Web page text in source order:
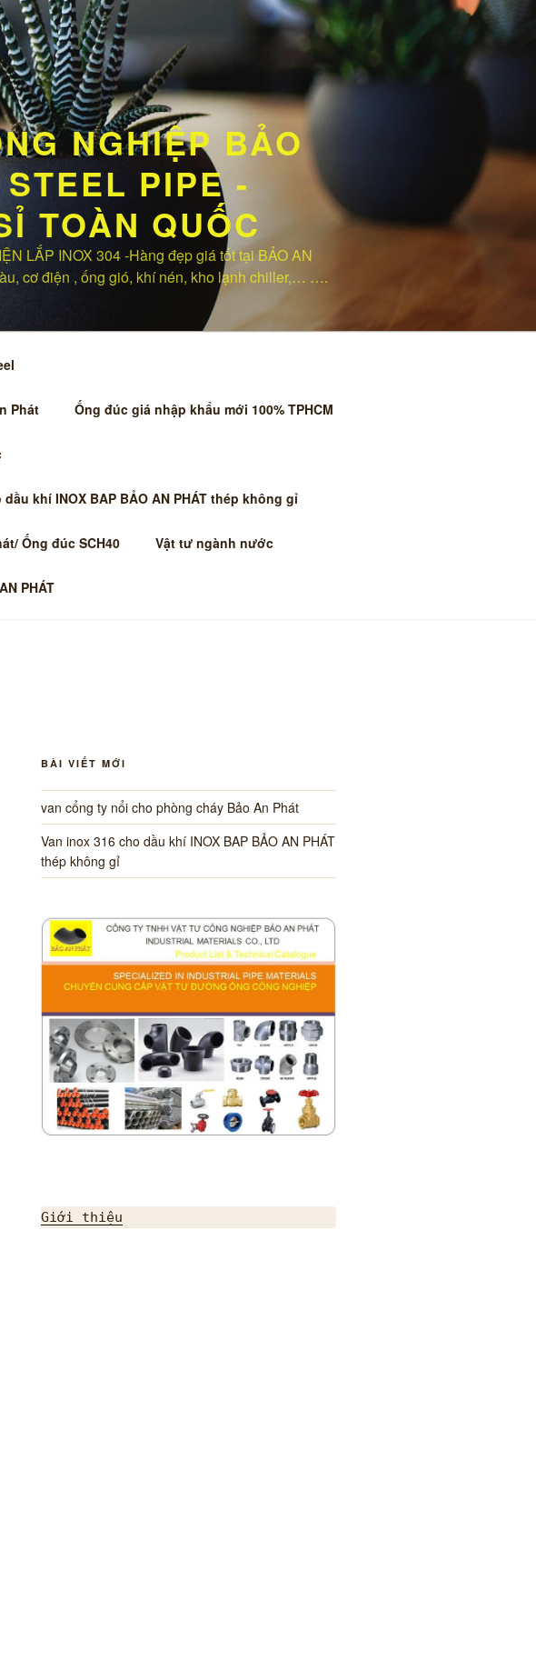
NGHIỆP BẢO
PIPE -
TOÀN QUỐC
LẮP INOX 304 -Hàng đẹp giá tốt tại BẢO AN
cơ điện , ống gió, khí nén, kho lạnh chiller,… ….
Phát Ống đúc giá nhập khẩu mới 100% TPHCM
khí INOX BAP BẢO AN PHÁT thép không gỉ
Ống đúc SCH40 Vật tư ngành nước
PHÁT
BÀI VIẾT MỚI
van cổng ty nổi cho phòng cháy Bảo An Phát
Van inox 316 cho dầu khí INOX BAP BẢO AN PHÁT
thép không gỉ
Giới thiệu